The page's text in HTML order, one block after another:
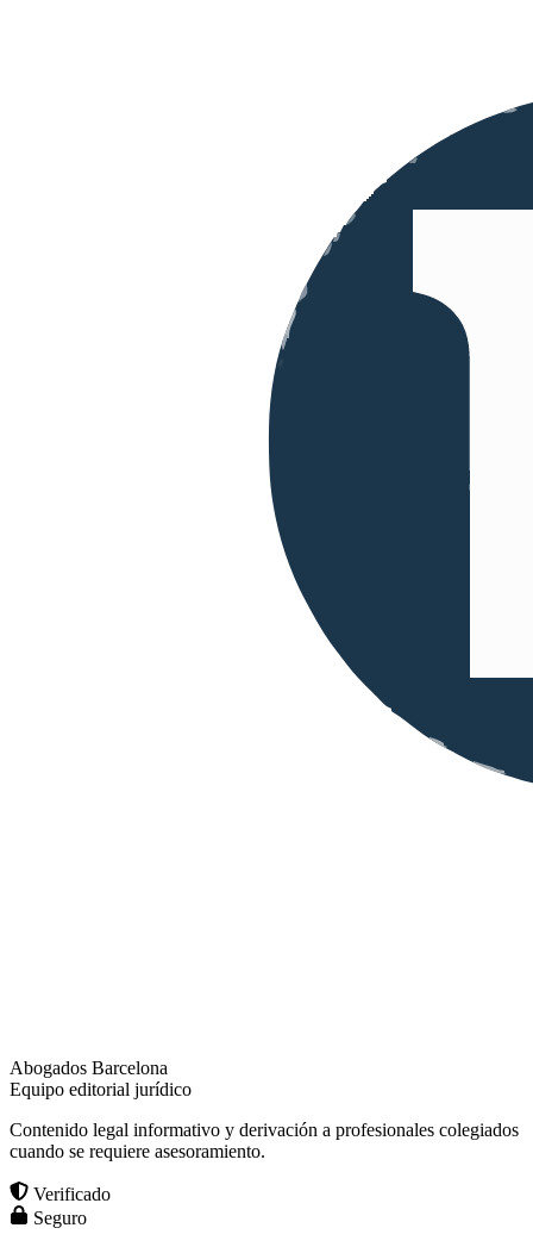
Abogados Barcelona
Equipo editorial jurídico
Contenido legal informativo y derivación a profesionales colegiados
cuando se requiere asesoramiento.
Verificado
Seguro